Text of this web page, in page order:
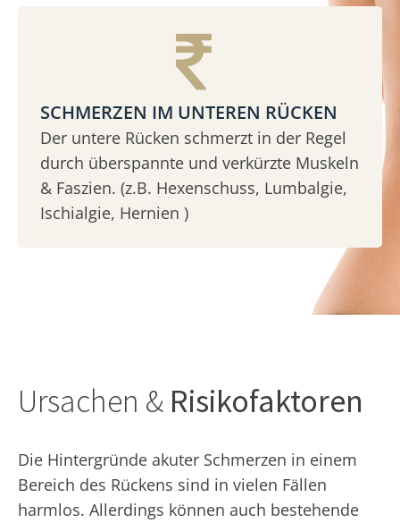
SCHMERZEN IM UNTEREN RÜCKEN
Der untere Rücken schmerzt in der Regel
durch überspannte und verkürzte Muskeln
& Faszien. (z.B. Hexenschuss, Lumbalgie,
Ischialgie, Hernien )
Ursachen & Risikofaktoren
Die Hintergründe akuter Schmerzen in einem
Bereich des Rückens sind in vielen Fällen
harmlos. Allerdings können auch bestehende